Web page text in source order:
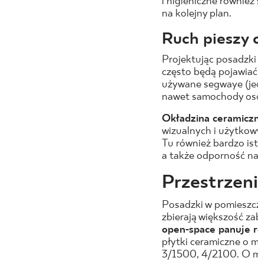
na kolejny plan.
Ruch pieszy
Projektując posadzki
często będą
używane segwaye
nawet samochody
Okładzina
wizualnych i
Tu również bardzo
a także odporność
Posadzki w
zbierają większość
open-space panuje
płytki ceramiczne o
3/1500, 4/2100. O